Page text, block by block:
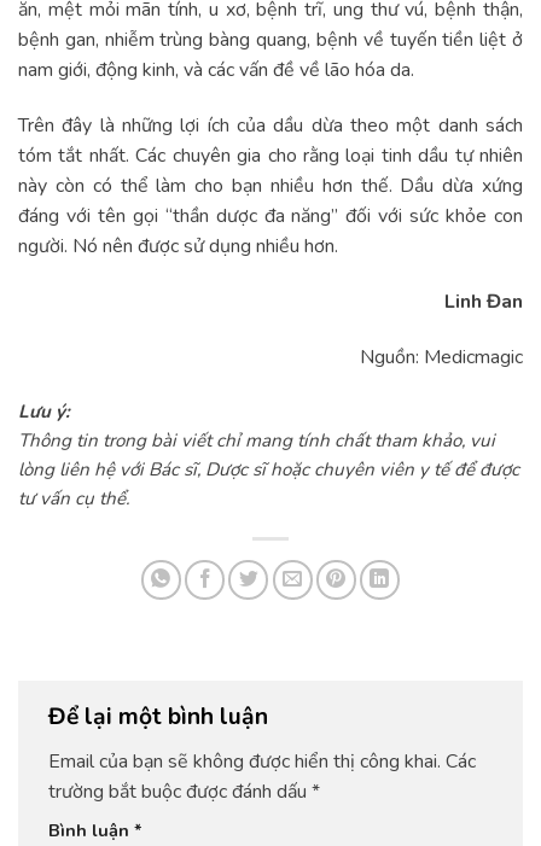
ăn, mệt mỏi mãn tính, u xơ, bệnh trĩ, ung thư vú, bệnh thận,
bệnh gan, nhiễm trùng bàng quang, bệnh về tuyến tiền liệt ở
nam giới, động kinh, và các vấn đề về lão hóa da.
Trên đây là những lợi ích của dầu dừa theo một danh sách
tóm tắt nhất. Các chuyên gia cho rằng loại tinh dầu tự nhiên
này còn có thể làm cho bạn nhiều hơn thế. Dầu dừa xứng
đáng với tên gọi “thần dược đa năng” đối với sức khỏe con
người. Nó nên được sử dụng nhiều hơn.
Linh Đan
Nguồn: Medicmagic
Lưu ý:
Thông tin trong bài viết chỉ mang tính chất tham khảo, vui
lòng liên hệ với Bác sĩ, Dược sĩ hoặc chuyên viên y tế để được
tư vấn cụ thể.
Để lại một bình luận
Email của bạn sẽ không được hiển thị công khai. Các
trường bắt buộc được đánh dấu *
Bình luận *